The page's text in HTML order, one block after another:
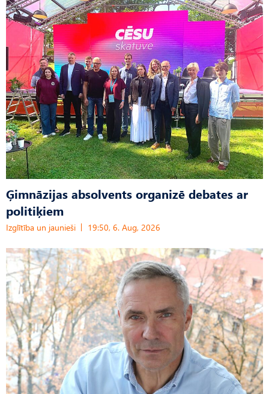
Ģimnāzijas absolvents organizē debates ar
politiķiem
Izglītība un jaunieši 19:50, 6. Aug, 2026